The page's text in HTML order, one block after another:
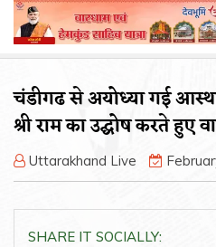
चंडीगढ से अयोध्या गई
श्री राम का उद्घोष करते हुए
Uttarakhand Live
SHARE IT SOCIALLY: